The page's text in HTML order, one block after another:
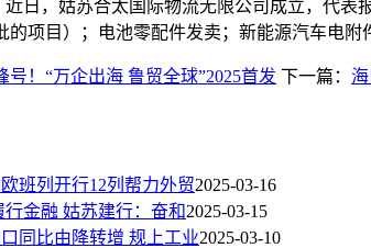
，姑苏合太国际物流无限公司成立，代表
的项目）；电池零配件发卖；新能源汽车电附
号！“万企出海 鲁贸全球”2025首发 下一篇：
班列开行12列帮力外贸2025-03-16
金融 姑苏建行：奋和2025-03-15
同比由降转增 规上工业2025-03-10